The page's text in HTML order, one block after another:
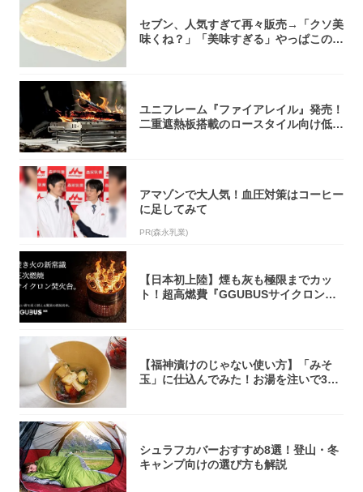
セブン、人気すぎて再々販売→「クソ美
味くね？」「美味すぎる」やっぱこのク
ユニフレーム『ファイアレイル』発売！
二重遮熱板搭載のロースタイル向け低型
アマゾンで大人気！血圧対策はコーヒー
に足してみて
PR(森永乳業)
【日本初上陸】煙も灰も極限までカッ
ト！超高燃費『GGUBUSサイクロン焚
【福神漬けのじゃない使い方】「みそ
玉」に仕込んでみた！お湯を注いで30
シュラフカバーおすすめ8選！登山・冬
キャンプ向けの選び方も解説